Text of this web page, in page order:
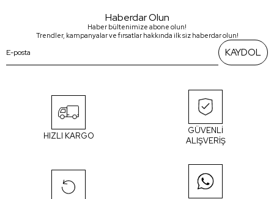
Haberdar Olun
Haber bültenimize abone olun!
Trendler, kampanyalar ve fırsatlar hakkında ilk siz haberdar olun!
KAYDOL
HIZLI KARGO
GÜVENLİ
ALIŞVERİŞ